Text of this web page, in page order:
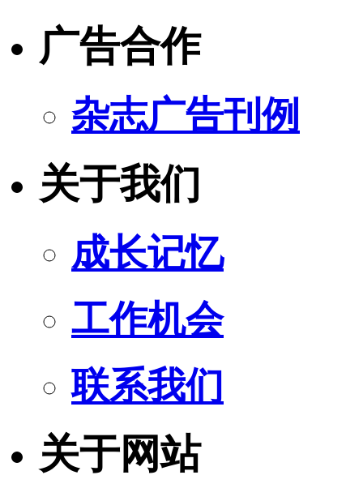
广告合作
杂志广告刊例
关于我们
成长记忆
工作机会
联系我们
关于网站